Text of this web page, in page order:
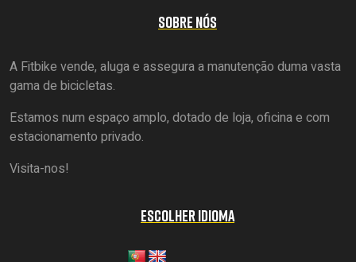
SOBRE NÓS
A Fitbike vende, aluga e assegura a manutenção duma vasta
gama de bicicletas.
Estamos num espaço amplo, dotado de loja, oficina e com
estacionamento privado.
Visita-nos!
ESCOLHER IDIOMA